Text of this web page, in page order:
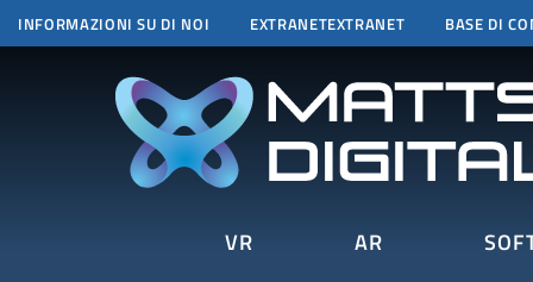
INFORMAZIONI SU DI NOI EXTRANETEXTRANET BASE DI
VR AR